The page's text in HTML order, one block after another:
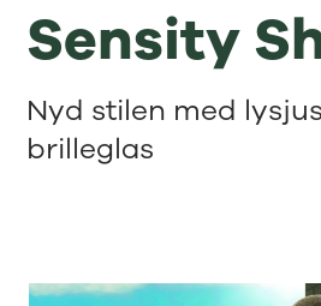
Sensity
Nyd stilen med
brilleglas